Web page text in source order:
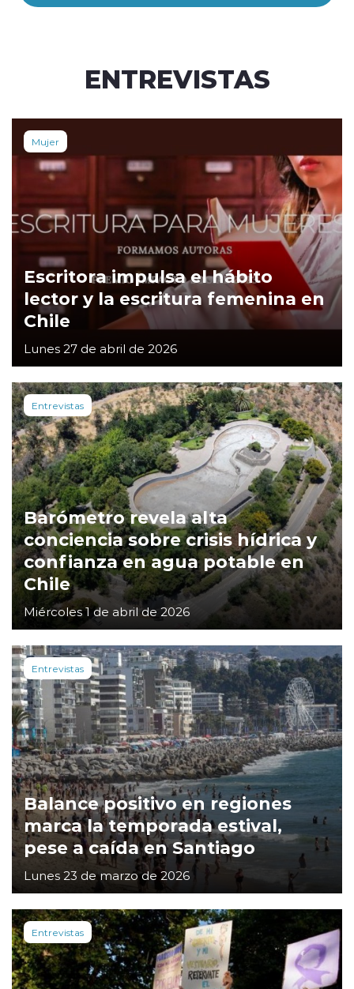
ENTREVISTAS
Mujer
Escritora impulsa el hábito
lector y la escritura femenina en
Chile
Lunes 27 de abril de 2026
Entrevistas
Barómetro revela alta
conciencia sobre crisis hídrica y
confianza en agua potable en
Chile
Miércoles 1 de abril de 2026
Entrevistas
Balance positivo en regiones
marca la temporada estival,
pese a caída en Santiago
Lunes 23 de marzo de 2026
Entrevistas